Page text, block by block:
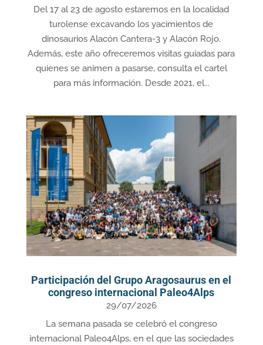
Del 17 al 23 de agosto estaremos en la localidad
turolense excavando los yacimientos de
dinosaurios Alacón Cantera-3 y Alacón Rojo.
Además, este año ofreceremos visitas guiadas para
quienes se animen a pasarse, consulta el cartel
para más información. Desde 2021, el...
Participación del Grupo Aragosaurus en el
congreso internacional Paleo4Alps
29/07/2026
La semana pasada se celebró el congreso
internacional Paleo4Alps, en el que las sociedades